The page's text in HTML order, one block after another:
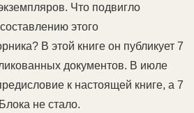
Что подвигло
этого
В этой книге он публикует 7
документов. В июле
к настоящей книге, а 7
не стало.